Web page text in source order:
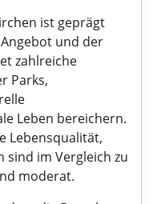
ist geprägt
und der
zahlreiche
Parks,
Leben bereichern.
Lebensqualität,
sind im Vergleich zu
moderat.